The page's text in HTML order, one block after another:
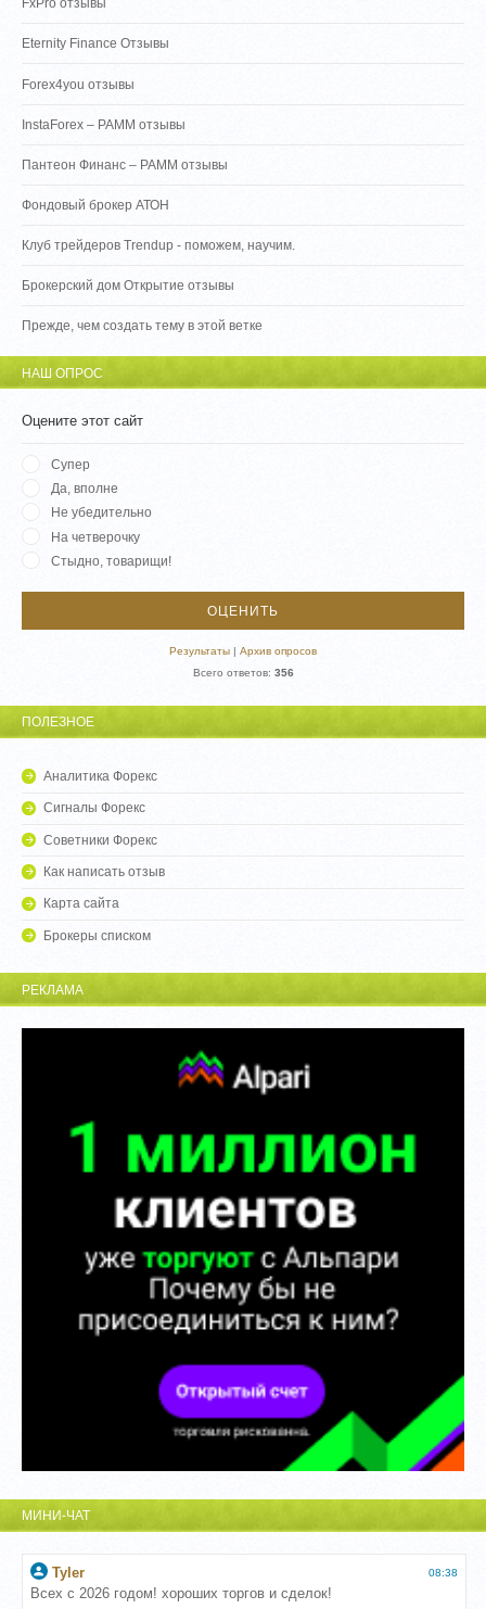
FxPro отзывы
Eternity Finance Отзывы
Forex4you отзывы
InstaForex – PAMM отзывы
Пантеон Финанс – PAMM отзывы
Фондовый брокер АТОН
Клуб трейдеров Trendup - поможем, научим.
Брокерский дом Открытие отзывы
Прежде, чем создать тему в этой ветке
НАШ ОПРОС
Оцените этот сайт
Супер
Да, вполне
Не убедительно
На четверочку
Стыдно, товарищи!
Результаты | Архив опросов
Всего ответов: 356
ПОЛЕЗНОЕ
Аналитика Форекс
Сигналы Форекс
Советники Форекс
Как написать отзыв
Карта сайта
Брокеры списком
РЕКЛАМА
МИНИ-ЧАТ